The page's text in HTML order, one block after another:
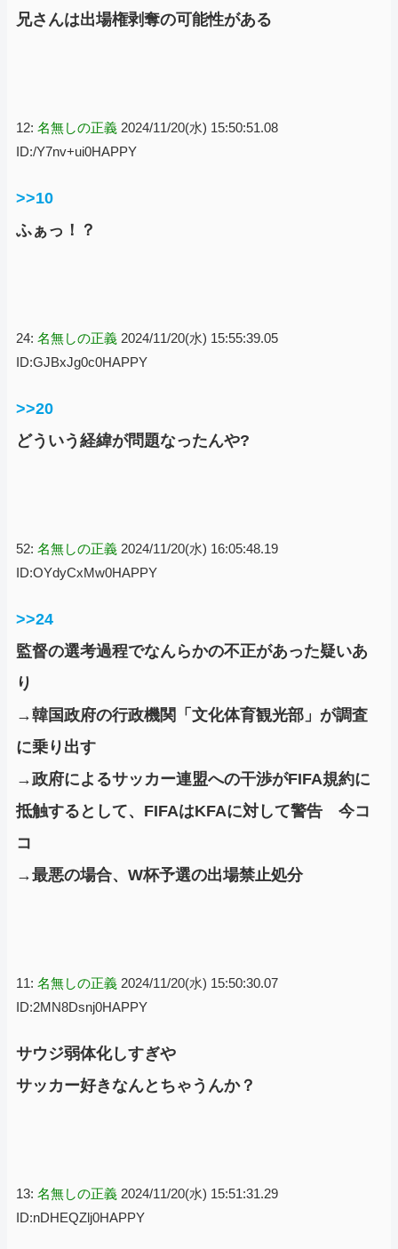
兄さんは出場権剥奪の可能性がある
12: 名無しの正義 2024/11/20(水) 15:50:51.08
ID:/Y7nv+ui0HAPPY
>>10
ふぁっ！？
24: 名無しの正義 2024/11/20(水) 15:55:39.05
ID:GJBxJg0c0HAPPY
>>20
どういう経緯が問題なったんや?
52: 名無しの正義 2024/11/20(水) 16:05:48.19
ID:OYdyCxMw0HAPPY
>>24
監督の選考過程でなんらかの不正があった疑いあ
り
→韓国政府の行政機関「文化体育観光部」が調査
に乗り出す
→政府によるサッカー連盟への干渉がFIFA規約に
抵触するとして、FIFAはKFAに対して警告 今コ
コ
→最悪の場合、W杯予選の出場禁止処分
11: 名無しの正義 2024/11/20(水) 15:50:30.07
ID:2MN8Dsnj0HAPPY
サウジ弱体化しすぎや
サッカー好きなんとちゃうんか？
13: 名無しの正義 2024/11/20(水) 15:51:31.29
ID:nDHEQZlj0HAPPY